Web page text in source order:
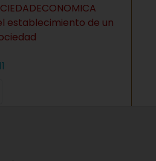
establecimiento de un